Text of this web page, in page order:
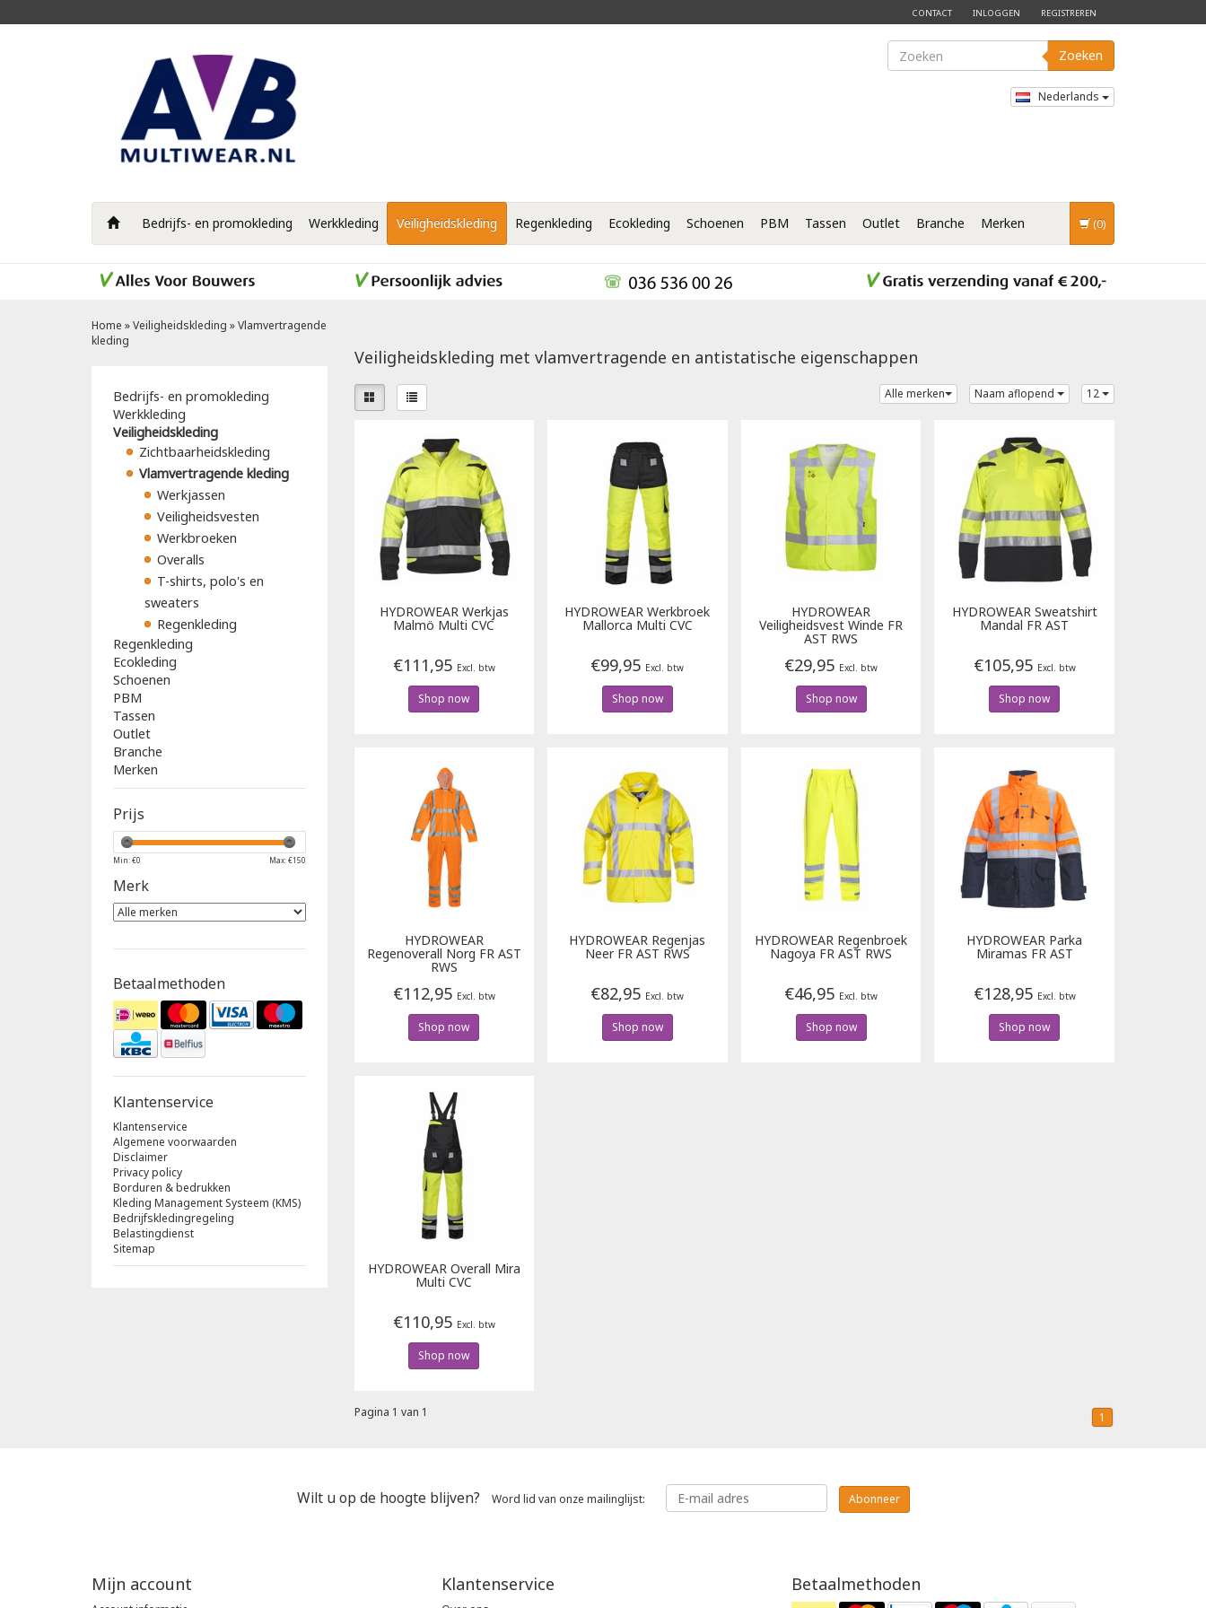
CONTACT INLOGGEN REGISTREREN
Zoeken
Nederlands
Bedrijfs- en promokleding Werkkleding Veiligheidskleding Regenkleding Ecokleding Schoenen PBM Tassen Outlet Branche Merken (0)
Home »Veiligheidskleding »Vlamvertragende
kleding
Bedrijfs- en promokleding
Werkkleding
Veiligheidskleding
Zichtbaarheidskleding
Vlamvertragende kleding
Werkjassen
Veiligheidsvesten
Werkbroeken
Overalls
T-shirts, polo's en
sweaters
Regenkleding
Regenkleding
Ecokleding
Schoenen
PBM
Tassen
Outlet
Branche
Merken
Prijs
Min: €0 Max: €150
Merk
Betaalmethoden
Klantenservice
Klantenservice
Algemene voorwaarden
Disclaimer
Privacy policy
Borduren & bedrukken
Kleding Management Systeem (KMS)
Bedrijfskledingregeling
Belastingdienst
Sitemap
Veiligheidskleding met vlamvertragende en antistatische eigenschappen
Alle merken Naam aflopend 12
HYDROWEARWerkjas
Malmö Multi CVC
€111,95 Excl. btw
Shop now
HYDROWEAR Werkbroek
Mallorca Multi CVC
€99,95 Excl. btw
Shop now
HYDROWEAR
Veiligheidsvest Winde FR
AST RWS
€29,95 Excl. btw
Shop now
HYDROWEARSweatshirt
Mandal FR AST
€105,95 Excl. btw
Shop now
HYDROWEAR
Regenoverall Norg FR AST
RWS
€112,95 Excl. btw
Shop now
HYDROWEAR Regenjas
Neer FR AST RWS
€82,95 Excl. btw
Shop now
HYDROWEAR Regenbroek
Nagoya FR AST RWS
€46,95 Excl. btw
Shop now
HYDROWEAR Parka
Miramas FR AST
€128,95 Excl. btw
Shop now
HYDROWEAR Overall Mira
Multi CVC
€110,95 Excl. btw
Shop now
Pagina 1 van 1 1
Wilt u op de hoogte blijven? Word lid van onze mailinglijst: Abonneer
Mijn account Klantenservice Betaalmethoden